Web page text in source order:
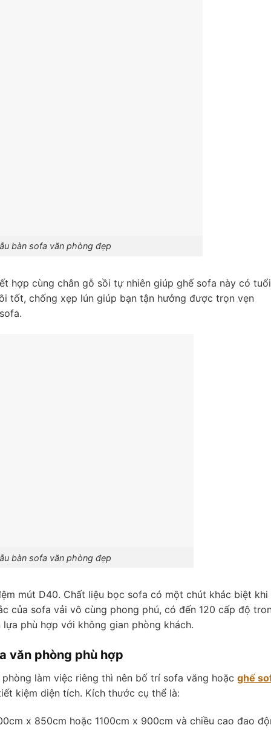
bàn sofa văn phòng đẹp
hợp cùng chân gỗ sồi tự nhiên giúp ghế sofa này có tuổi
tốt, chống xẹp lún giúp bạn tận hưởng được trọn vẹn
bàn sofa văn phòng đẹp
mút D40. Chất liệu bọc sofa có một chút khác biệt khi
của sofa vải vô cùng phong phú, có đến 120 cấp độ
phù hợp với không gian phòng khách.
văn phòng phù hợp
làm việc riêng thì nên bố trí sofa văng hoặc ghế
kiệm diện tích. Kích thước cụ thể là:
x 850cm hoặc 1100cm x 900cm và chiều cao đao